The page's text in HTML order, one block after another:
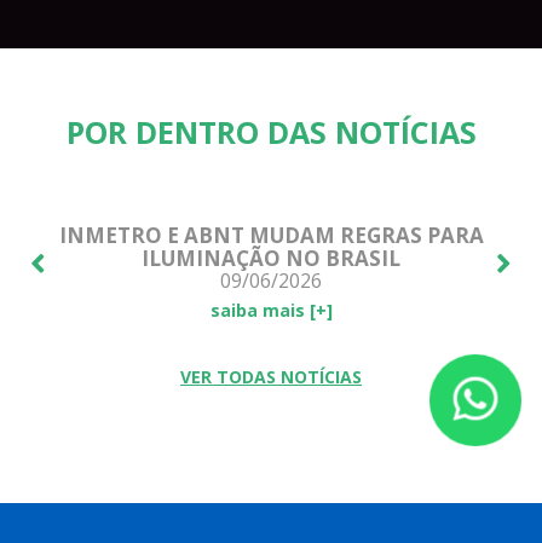
POR DENTRO DAS NOTÍCIAS
INMETRO E ABNT MUDAM REGRAS PARA
ILUMINAÇÃO NO BRASIL
09/06/2026
saiba mais [+]
VER TODAS NOTÍCIAS